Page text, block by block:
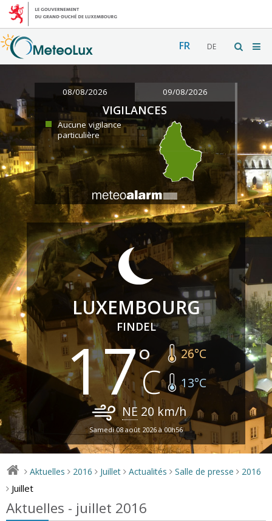
FR DE
08/08/2026 09/08/2026
VIGILANCES
Aucune vigilance
particulière
LUXEMBOURG
FINDEL
17 26°C
13°C
NE 20 km/h
Samedi 08 août 2026 à 00h56
> Aktuelles > 2016 > Juillet > Actualités > Salle de presse > 2016
> Juillet
Aktuelles - juillet 2016